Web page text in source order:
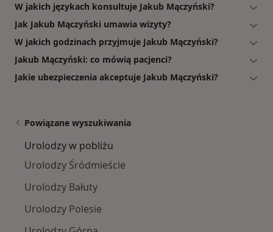
W jakich językach konsultuje Jakub Mączyński?
Jak Jakub Mączyński umawia wizyty?
W jakich godzinach przyjmuje Jakub Mączyński?
Jakub Mączyński: co mówią pacjenci?
Jakie ubezpieczenia akceptuje Jakub Mączyński?
Powiązane wyszukiwania
Urolodzy w pobliżu
Urolodzy Śródmieście
Urolodzy Bałuty
Urolodzy Polesie